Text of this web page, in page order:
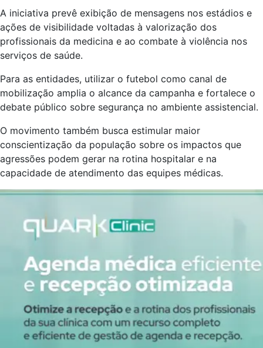
A iniciativa prevê exibição de mensagens nos estádios e
ações de visibilidade voltadas à valorização dos
profissionais da medicina e ao combate à violência nos
serviços de saúde.
Para as entidades, utilizar o futebol como canal de
mobilização amplia o alcance da campanha e fortalece o
debate público sobre segurança no ambiente assistencial.
O movimento também busca estimular maior
conscientização da população sobre os impactos que
agressões podem gerar na rotina hospitalar e na
capacidade de atendimento das equipes médicas.